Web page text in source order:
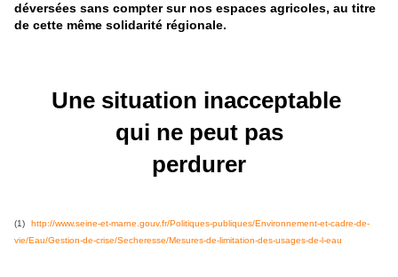
déversées sans compter sur nos espaces agricoles, au titre
de cette même solidarité régionale.
Une situation inacceptable
qui ne peut pas
perdurer
(1)
http://www.seine-et-marne.gouv.fr/Politiques-publiques/Environnement-et-cadre-de-
vie/Eau/Gestion-de-crise/Secheresse/Mesures-de-limitation-des-usages-de-l-eau